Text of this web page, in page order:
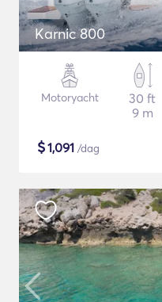
Karnic 800
Motoryacht
30 ft
9 m
$1,091 /dag